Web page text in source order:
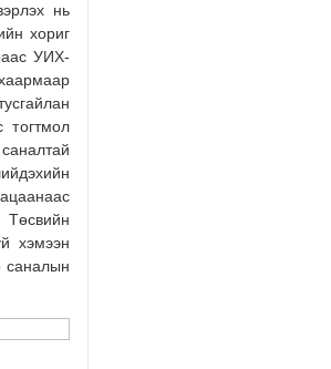
нь
хориг
УИХ-
тогтмол
Төсвийн
хэмээн
саналын